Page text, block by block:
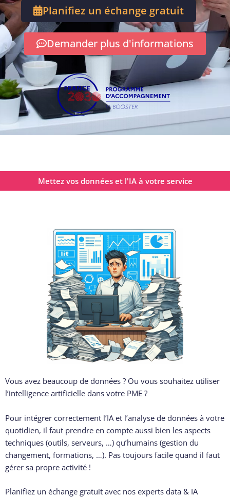
Planifiez un échange gratuit
Demander plus d'informations
Mettez vos données et l'IA à votre service
Vous avez beaucoup de données ? Ou vous souhaitez utiliser
l’intelligence artificielle dans votre PME ?
Pour intégrer correctement l’IA et l’analyse de données à votre
quotidien, il faut prendre en compte aussi bien les aspects
techniques (outils, serveurs, …) qu’humains (gestion du
changement, formations, …). Pas toujours facile quand il faut
gérer sa propre activité !
Planifiez un échange gratuit avec nos experts data & IA